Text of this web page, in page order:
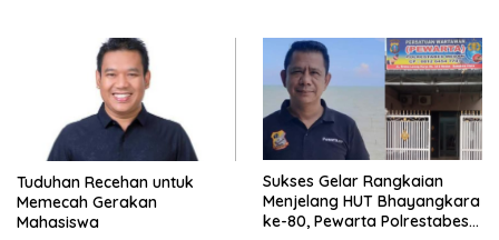
Tuduhan Recehan untuk
Memecah Gerakan
Mahasiswa
Sukses Gelar Rangkaian
Menjelang HUT Bhayangkara
ke-80, Pewarta Polrestabes